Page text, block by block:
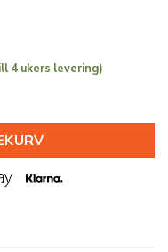
4 ukers levering)
antall